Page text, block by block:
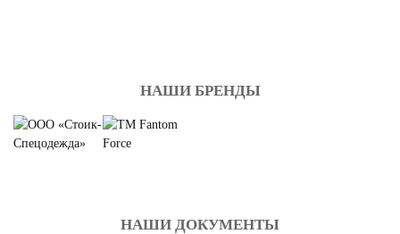
НАШИ БРЕНДЫ
НАШИ ДОКУМЕНТЫ